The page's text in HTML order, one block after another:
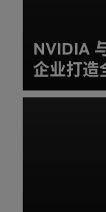
NVIDIA
企业打造